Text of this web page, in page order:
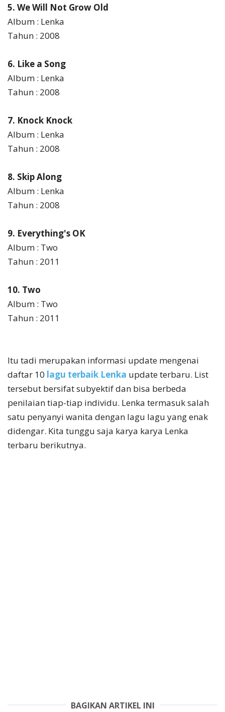
5. We Will Not Grow Old
Album : Lenka
Tahun : 2008
6. Like a Song
Album : Lenka
Tahun : 2008
7. Knock Knock
Album : Lenka
Tahun : 2008
8. Skip Along
Album : Lenka
Tahun : 2008
9. Everything's OK
Album : Two
Tahun : 2011
10. Two
Album : Two
Tahun : 2011
Itu tadi merupakan informasi update mengenai
daftar 10 lagu terbaik Lenka update terbaru. List
tersebut bersifat subyektif dan bisa berbeda
penilaian tiap-tiap individu. Lenka termasuk salah
satu penyanyi wanita dengan lagu lagu yang enak
didengar. Kita tunggu saja karya karya Lenka
terbaru berikutnya.
BAGIKAN ARTIKEL INI